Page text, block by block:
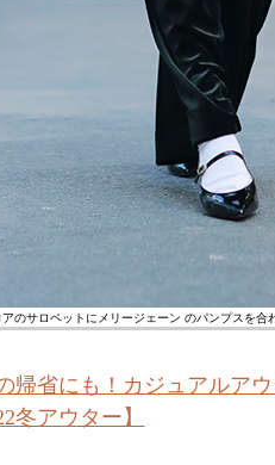
のサロペットにメリージェーン のパンプスを合
帰省にも！カジュアルア
冬アウター】